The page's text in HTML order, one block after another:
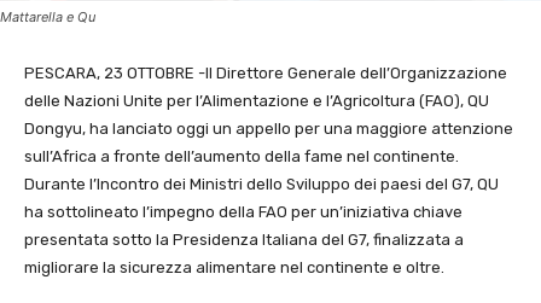
Mattarella e Qu
PESCARA, 23 OTTOBRE -Il Direttore Generale dell’Organizzazione
delle Nazioni Unite per l’Alimentazione e l’Agricoltura (FAO), QU
Dongyu, ha lanciato oggi un appello per una maggiore attenzione
sull’Africa a fronte dell’aumento della fame nel continente.
Durante l’Incontro dei Ministri dello Sviluppo dei paesi del G7, QU
ha sottolineato l’impegno della FAO per un’iniziativa chiave
presentata sotto la Presidenza Italiana del G7, finalizzata a
migliorare la sicurezza alimentare nel continente e oltre.